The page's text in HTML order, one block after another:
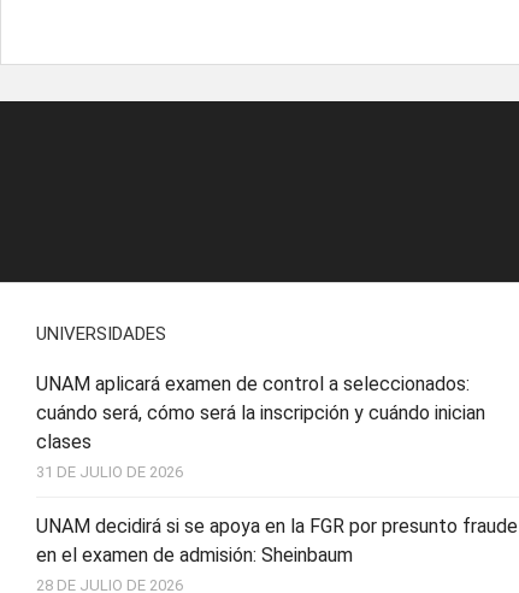
UNIVERSIDADES
UNAM aplicará examen de control a seleccionados:
cuándo será, cómo será la inscripción y cuándo inician
clases
31 DE JULIO DE 2026
UNAM decidirá si se apoya en la FGR por presunto fraude
en el examen de admisión: Sheinbaum
28 DE JULIO DE 2026